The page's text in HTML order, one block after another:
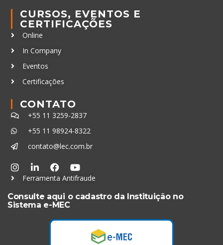
CURSOS, EVENTOS E
CERTIFICAÇÕES
Online
In Company
Eventos
Certificações
CONTATO
+55 11 3259-2837
+55 11 98924-8322
contato@lec.com.br
Ferramenta Antifraude
Consulte aqui o cadastro da Instituição no
Sistema e-MEC